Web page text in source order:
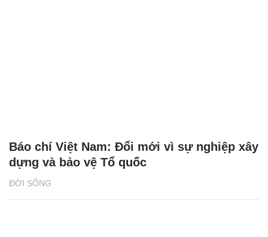
ĐỜI SỐNG
Báo chí Việt Nam: Đổi mới vì sự nghiệp xây
dựng và bảo vệ Tổ quốc